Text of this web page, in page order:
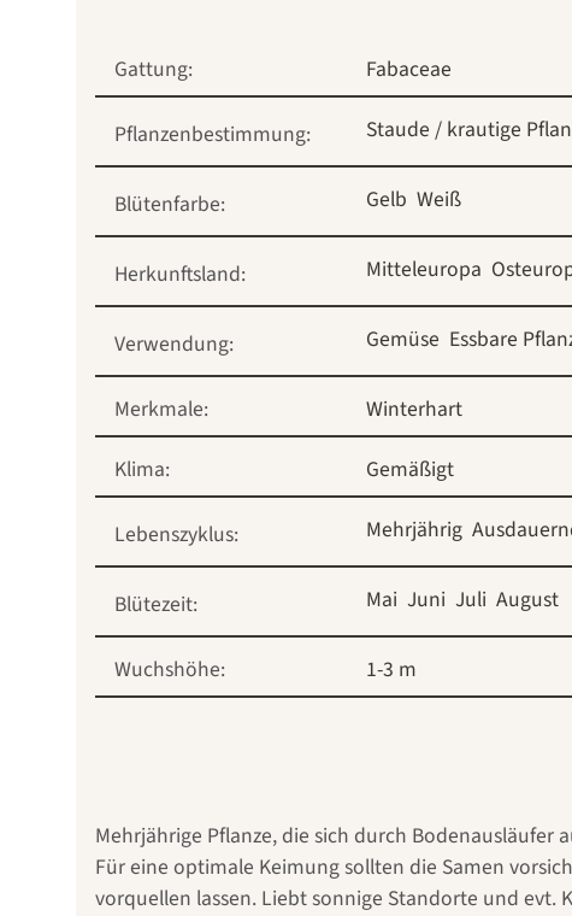
Gattung: Fabaceae
Pflanzenbestimmung: Staude / krautige
Blütenfarbe: Gelb Weiß
Herkunftsland: Mitteleuropa
Verwendung: Gemüse Essbare
Merkmale:
Winterhart
Klima:
Gemäßigt
Lebenszyklus: Mehrjährig
Blütezeit: Mai Juni Juli August
Wuchshöhe: 1-3 m
Mehrjährige Pflanze, die sich durch Bodenausläufer
Für eine optimale Keimung sollten die Samen
vorquellen lassen. Liebt sonnige Standorte und evt.